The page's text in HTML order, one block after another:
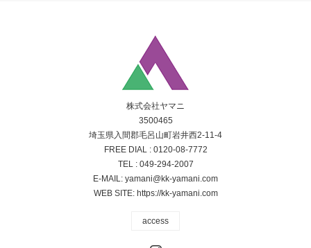
株式会社ヤマニ
3500465
埼玉県入間郡毛呂山町岩井西2-11-4
FREE DIAL : 0120-08-7772
TEL : 049-294-2007
E-MAIL: yamani@kk-yamani.com
WEB SITE: https://kk-yamani.com
access